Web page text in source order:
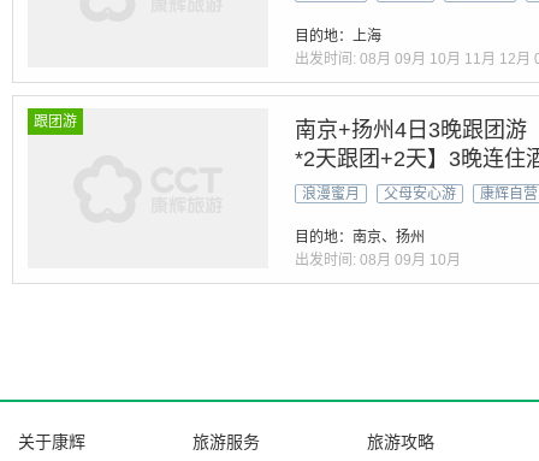
目的地：上海
出发时间: 08月 09月 10月 11月 12月
跟团游
南京+扬州4日3晚跟团游
*2天跟团+2天】3晚连住
&“访”总统府&中山陵&瘦
浪漫蜜月 父母安心游 康辉自营
目的地：南京、扬州
出发时间: 08月 09月 10月
关于康辉 旅游服务 旅游攻略